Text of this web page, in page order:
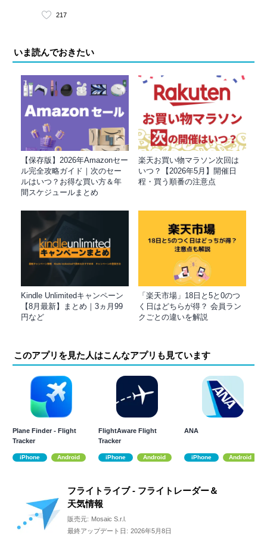
217
いま読んでおきたい
【保存版】2026年Amazonセー
ル完全攻略ガイド｜次のセー
ルはいつ？お得な買い方＆年
間スケジュールまとめ
楽天お買い物マラソン次回は
いつ？【2026年5月】開催日
程・買う順番の注意点
Kindle Unlimitedキャンペーン
【8月最新】まとめ｜3ヵ月99
円など
「楽天市場」18日と5と0のつ
く日はどちらが得？ 会員ラン
クごとの違いを解説
このアプリを見た人はこんなアプリも見ています
Plane Finder ⁃ Flight
Tracker
iPhone Android
FlightAware Flight
Tracker
iPhone Android
ANA
iPhone Android
フライトライブ - フライトレーダー＆
天気情報
販売元: Mosaic S.r.l.
最終アップデート日: 2026年5月8日